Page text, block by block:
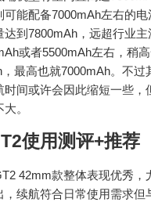
能配备7000mAh左右的电
达到7800mAh，远超行业
或者5500mAh左右，稍
最高也就7000mAh。不过
间或许会因此缩短一些，
。
使用测评+推荐
42mm款整体表现优秀，
续航符合日常使用需求但